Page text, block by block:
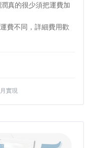
AY60thq
真的很少須把運費加
費不同，詳細費用歡
實現